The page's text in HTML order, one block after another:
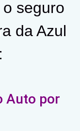
seguro
da Azul
Auto por